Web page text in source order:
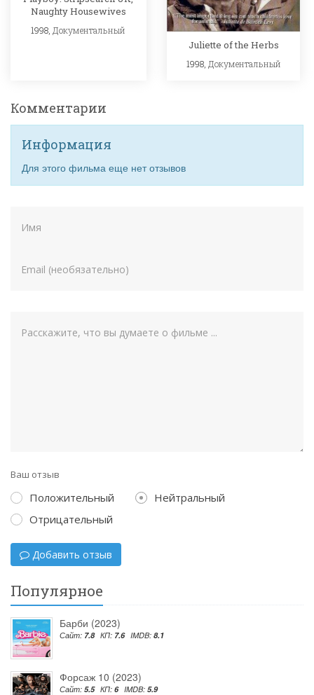
Naughty Housewives
1998, Документальный
Juliette of the Herbs
1998, Документальный
Комментарии
Информация
Для этого фильма еще нет отзывов
Ваш отзыв
Положительный
Нейтральный
Отрицательный
Добавить отзыв
Популярное
Барби (2023)
Сайт: 7.8 КП: 7.6 IMDB: 8.1
Форсаж 10 (2023)
Сайт: 5.5 КП: 6 IMDB: 5.9